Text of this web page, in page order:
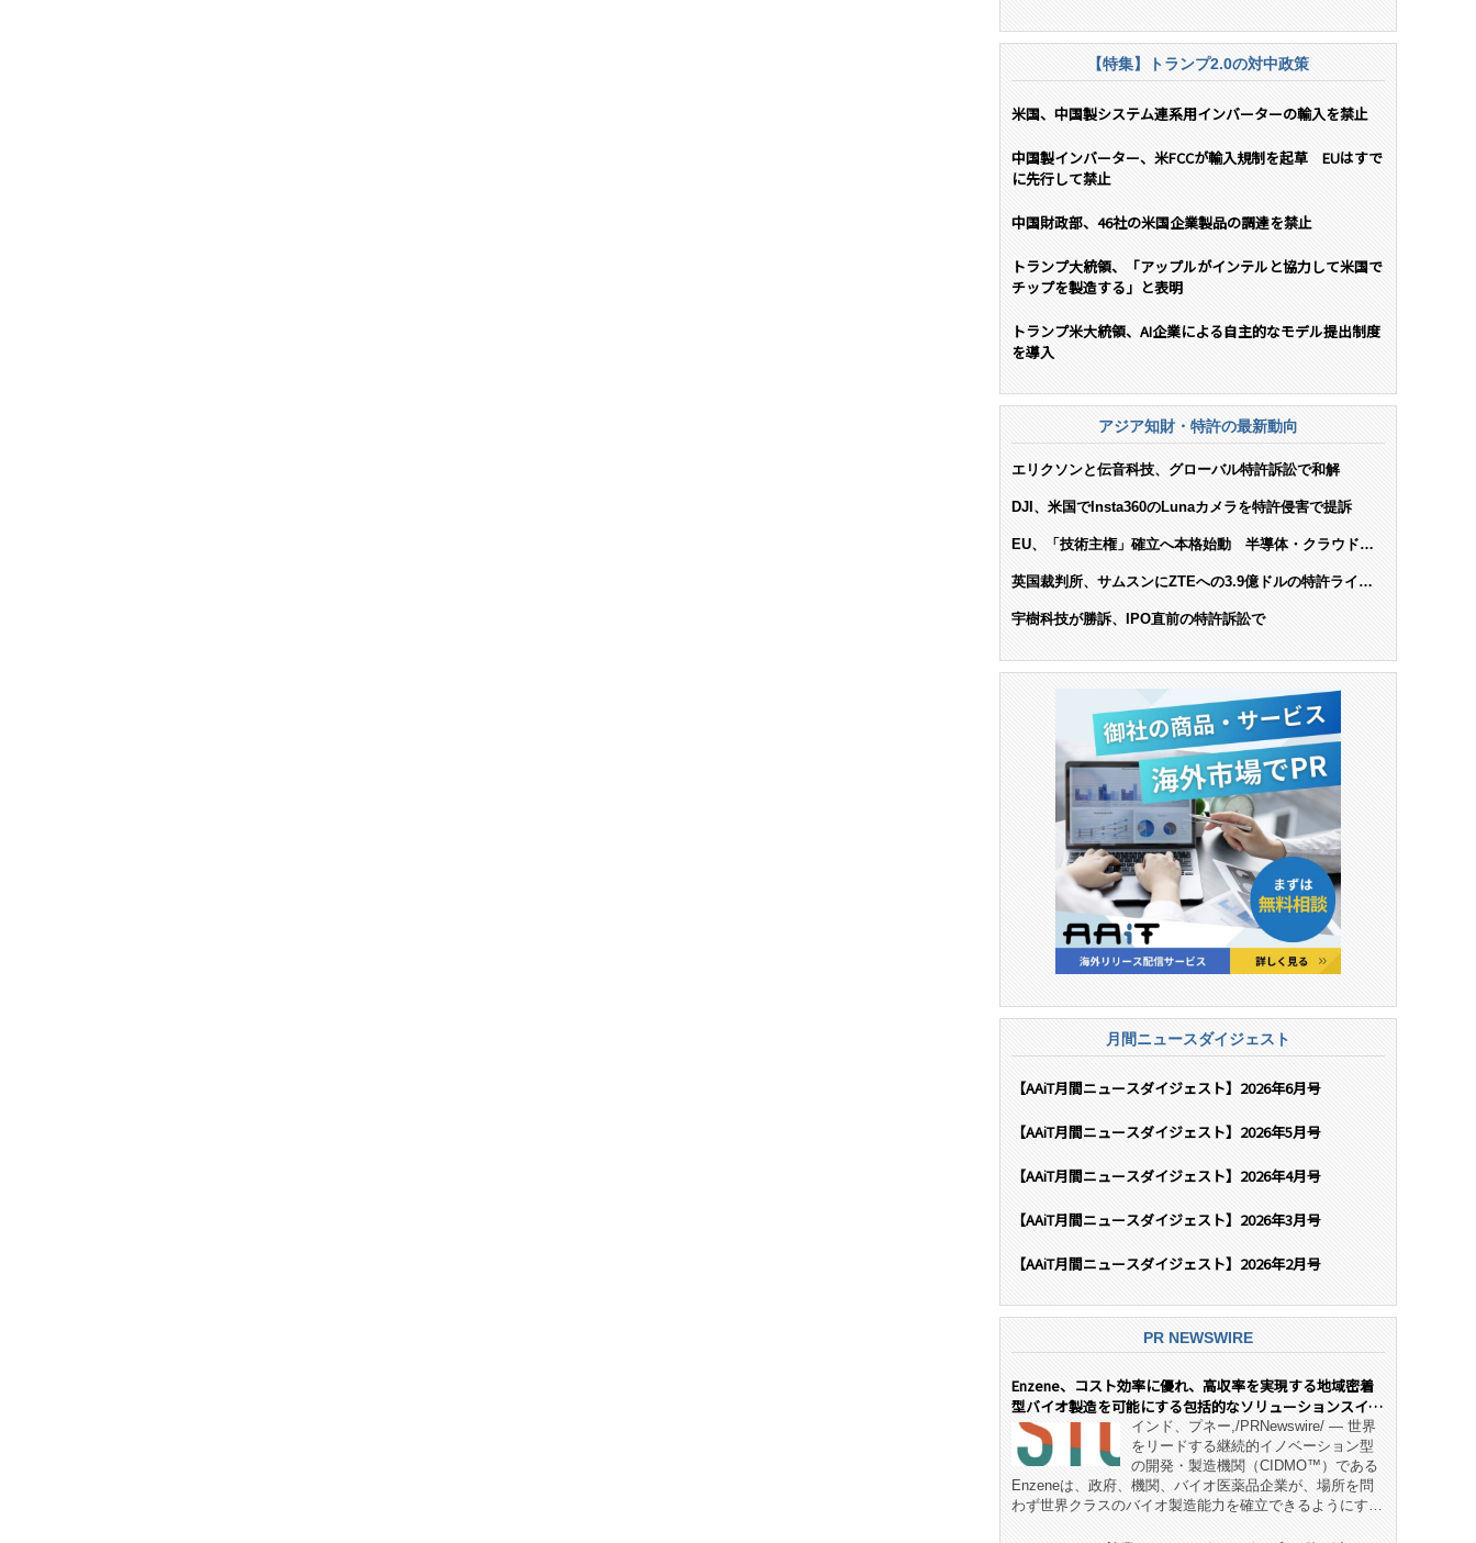
【特集】トランプ2.0の対中政策
米国、中国製システム連系用インバーターの輸入を禁止
中国製インバーター、米FCCが輸入規制を起草 EUはすで
に先行して禁止
中国財政部、46社の米国企業製品の調達を禁止
トランプ大統領、「アップルがインテルと協力して米国で
チップを製造する」と表明
トランプ米大統領、AI企業による自主的なモデル提出制度
を導入
アジア知財・特許の最新動向
エリクソンと伝音科技、グローバル特許訴訟で和解
DJI、米国でInsta360のLunaカメラを特許侵害で提訴
EU、「技術主権」確立へ本格始動 半導体・クラウド・
英国裁判所、サムスンにZTEへの3.9億ドルの特許ライセ
宇樹科技が勝訴、IPO直前の特許訴訟で
月間ニュースダイジェスト
【AAiT月間ニュースダイジェスト】2026年6月号
【AAiT月間ニュースダイジェスト】2026年5月号
【AAiT月間ニュースダイジェスト】2026年4月号
【AAiT月間ニュースダイジェスト】2026年3月号
【AAiT月間ニュースダイジェスト】2026年2月号
PR NEWSWIRE
Enzene、コスト効率に優れ、高収率を実現する地域密着
型バイオ製造を可能にする包括的なソリューションスイー
ト「NeX™」 をリリースインド、プネー,/PRNewswire/ — 世界
をリードする継続的イノベーション型
の開発・製造機関（CIDMO™）である
Enzeneは、政府、機関、バイオ医薬品企業が、場所を問
わず世界クラスのバイオ製造能力を確立できるようにす